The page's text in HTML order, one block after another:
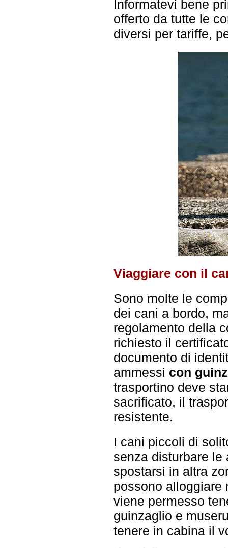
Informatevi bene
offerto da tutte le
diversi per tariffe,
Viaggiare con il
Sono molte le
dei cani a bordo,
regolamento della
richiesto il
documento di
ammessi con
trasportino deve
sacrificato, il
resistente.
I cani piccoli di
senza disturbare le
spostarsi in altra
possono alloggiare
viene permesso
guinzaglio e
tenere in cabina il